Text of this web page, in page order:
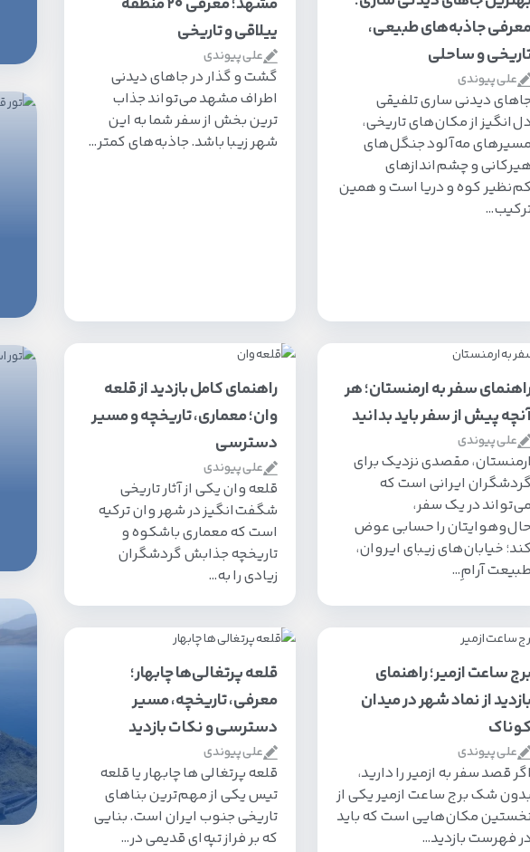
جاذبه‌های طبیعی،
و ساحلی
علی پیوندی
دیدنی ساری تلفیقی
دل‌انگیز از مکان‌های تاریخی،
مسیرهای مه‌آلود جنگل‌های
هیرکانی و چشم‌اندازهای
کم‌نظیر کوه و دریا است و همین
ییلاقی و تاریخی
علی پیوندی
گشت و گذار در جاهای دیدنی
اطراف مشهد می‌تواند جذاب
ترین بخش از سفر شما به این
شهر زیبا باشد. جاذبه‌های کمتر…
سفر به ارمنستان؛ هر
پیش از سفر باید بدانید
علی پیوندی
ارمنستان، مقصدی نزدیک برای
گردشگران ایرانی است که
می‌تواند در یک سفر،
حال‌وهوایتان را حسابی عوض
کند؛ خیابان‌های زیبای ایروان‌،
طبیعت آرامِ…
راهنمای کامل بازدید از قلعه
وان؛ معماری، تاریخچه و مسیر
دسترسی
علی پیوندی
قلعه وان یکی از آثار تاریخی
شگفت‌انگیز در شهر وان ترکیه
است که معماری باشکوه و
تاریخچه جذابش گردشگران
زیادی را به…
برج ساعت ازمیر؛ راهنمای
بازدید از نماد شهر در میدان
کوناک
علی پیوندی
اگر قصد سفر به ازمیر را دارید،
بدون شک برج ساعت ازمیر یکی از
نخستین مکان‌هایی است که باید
در فهرست بازدید…
قلعه پرتغالی‌ها چابهار؛
معرفی، تاریخچه، مسیر
دسترسی و نکات بازدید
علی پیوندی
قلعه پرتغالی ها چابهار یا قلعه
تیس یکی از مهم‌ترین بناهای
تاریخی جنوب ایران است. بنایی
که بر فراز تپه‌ای قدیمی در…